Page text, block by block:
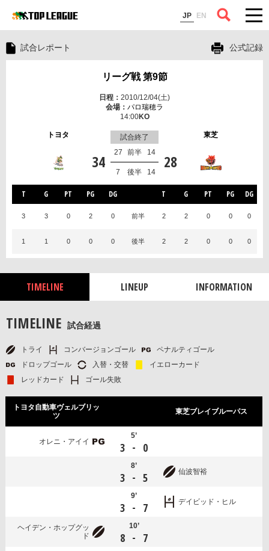
JP EN
コラム
試合レポート 公式記録
リーグ戦 第9節
2010/12/04(土)
パロ瑞穂ラ
14:00
トヨタ 東芝
試合終了
34 28
前半
27 14
後半
7 14
T G PT PG DG T G PT PG DG
3 3 0 2 0 前半 2 2 0 0 0
1 1 0 0 0 後半 2 2 0 0 0
TIMELINE LINEUP INFORMATION
TIMELINE 試合経過
トライ コンバージョンゴール
ペナルティゴール
ドロップゴール
入替・交替
イエローカード
レッドカード
ゴール失敗
トヨタ自動車ヴェルブリッ
ツ
東芝ブレイブルーパス
オレニ・アイイ
5’
3 - 0
8’
3 - 5 仙波智裕
9’
3 - 7 デイビッド・ヒル
ヘイデン・ホップグッ
ド
10’
8 - 7